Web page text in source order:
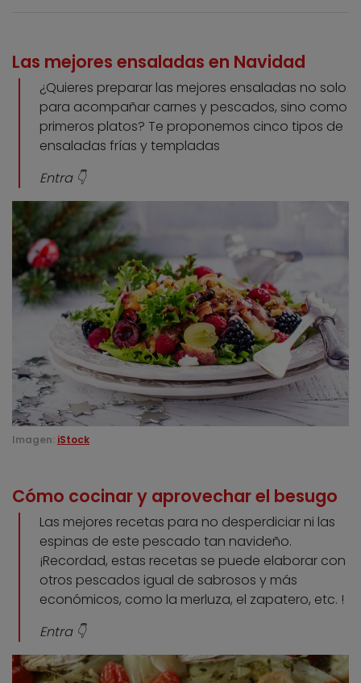
Las mejores ensaladas en Navidad
¿Quieres preparar las mejores ensaladas no solo
para acompañar carnes y pescados, sino como
primeros platos? Te proponemos cinco tipos de
ensaladas frías y templadas
Entra 👇
Imagen: iStock
Cómo cocinar y aprovechar el besugo
Las mejores recetas para no desperdiciar ni las
espinas de este pescado tan navideño.
¡Recordad, estas recetas se puede elaborar con
otros pescados igual de sabrosos y más
económicos, como la merluza, el zapatero, etc. !
Entra 👇